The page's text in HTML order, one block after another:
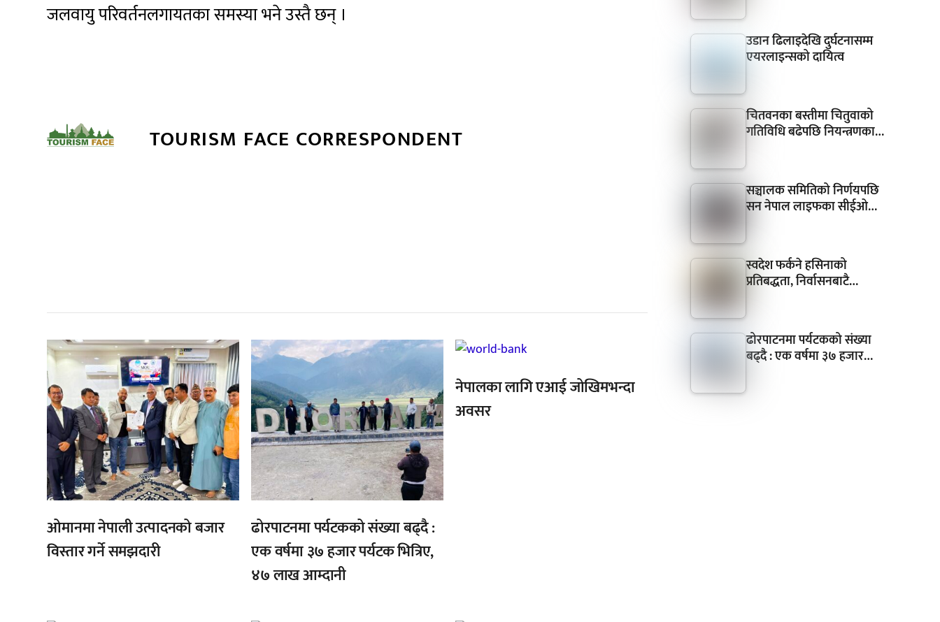
जलवायु परिवर्तनलगायतका समस्या भने उस्तै छन् ।
TOURISM FACE CORRESPONDENT
,,
ओमानमा नेपाली उत्पादनको बजार
विस्तार गर्ने समझदारी
,,
ढोरपाटनमा पर्यटकको संख्या बढ्दै :
एक वर्षमा ३७ हजार पर्यटक भित्रिए,
४७ लाख आम्दानी
,
नेपालका लागि एआई जोखिमभन्दा
अवसर
उडान ढिलाइदेखि दुर्घटनासम्म
एयरलाइन्सको दायित्व
चितवनका बस्तीमा चितुवाको
गतिविधि बढेपछि नियन्त्रणका…
सञ्चालक समितिको निर्णयपछि
सन नेपाल लाइफका सीईओ…
स्वदेश फर्कने हसिनाको
प्रतिबद्धता, निर्वासनबाटै…
ढोरपाटनमा पर्यटकको संख्या
बढ्दै : एक वर्षमा ३७ हजार…